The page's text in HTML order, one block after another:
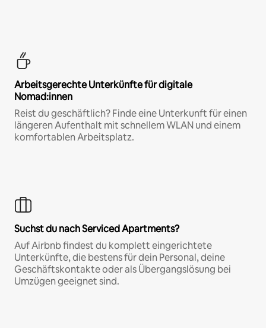
Arbeitsgerechte Unterkünfte für digitale
Nomad:innen
Reist du geschäftlich? Finde eine Unterkunft für einen
längeren Aufenthalt mit schnellem WLAN und einem
komfortablen Arbeitsplatz.
Suchst du nach Serviced Apartments?
Auf Airbnb findest du komplett eingerichtete
Unterkünfte, die bestens für dein Personal, deine
Geschäftskontakte oder als Übergangslösung bei
Umzügen geeignet sind.